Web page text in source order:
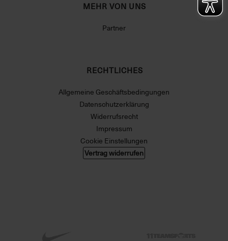
MEHR VON UNS
Partner
RECHTLICHES
Allgemeine Geschäftsbedingungen
Datenschutzerklärung
Widerrufsrecht
Impressum
Cookie Einstellungen
Vertrag widerrufen